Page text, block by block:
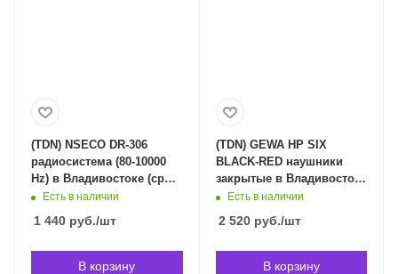
(TDN) NSECO DR-306
радиосистема (80-10000
Hz) в Владивостоке (срок
доставки индивидуален)
Есть в наличии
1 440 руб./шт
В корзину
(TDN) GEWA HP SIX
BLACK-RED наушники
закрытые в Владивостоке
(срок доставки
Есть в наличии
2 520руб./шт
В корзину